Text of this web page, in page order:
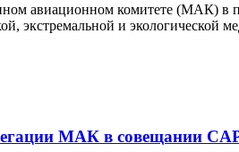
авиационном комитете (МАК) в
экстремальной и экологической
МАК в совещании